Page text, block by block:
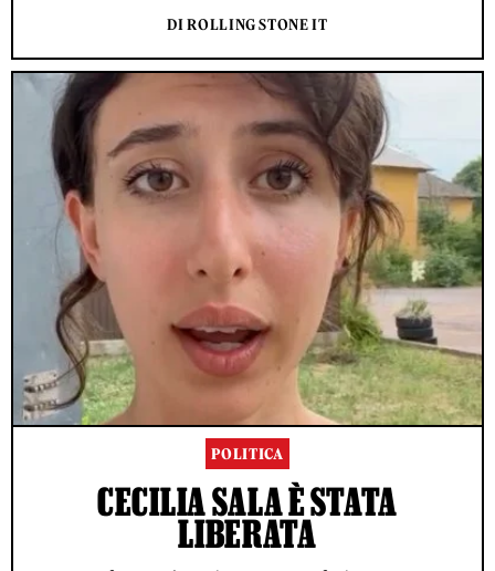
DI ROLLING STONE IT
POLITICA
CECILIA SALA È STATA
LIBERATA